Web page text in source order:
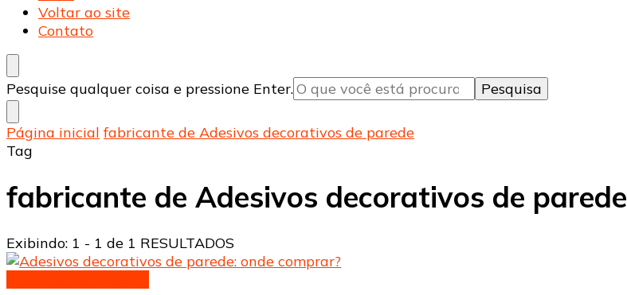
Voltar ao site
Contato
Procurando
algo?
Pesquise qualquer coisa e pressione Enter.
Página inicial fabricante de Adesivos decorativos de parede
Tag
fabricante de Adesivos decorativos de parede
Exibindo: 1 - 1 de 1 RESULTADOS